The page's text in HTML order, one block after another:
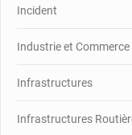
Incident
Industrie et Commerce
Infrastructures
Infrastructures